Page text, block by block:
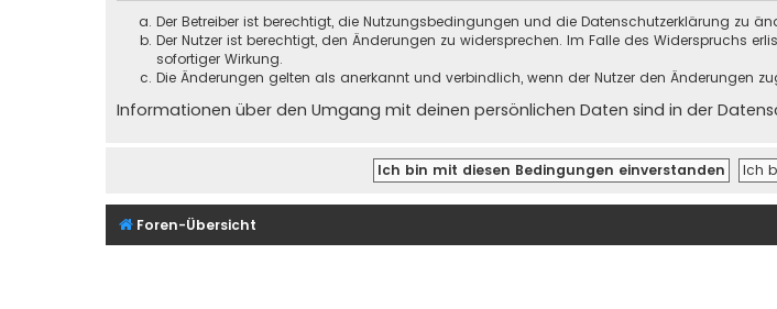
Der Betreiber ist berechtigt, die Nutzungsbedingungen und die Datenschutzerklärung zu
Der Nutzer ist berechtigt, den Änderungen zu widersprechen. Im Falle des Widerspruchs
sofortiger Wirkung.
Die Änderungen gelten als anerkannt und verbindlich, wenn der Nutzer den Änderungen
Informationen über den Umgang mit deinen persönlichen Daten sind in der
Foren-Übersicht